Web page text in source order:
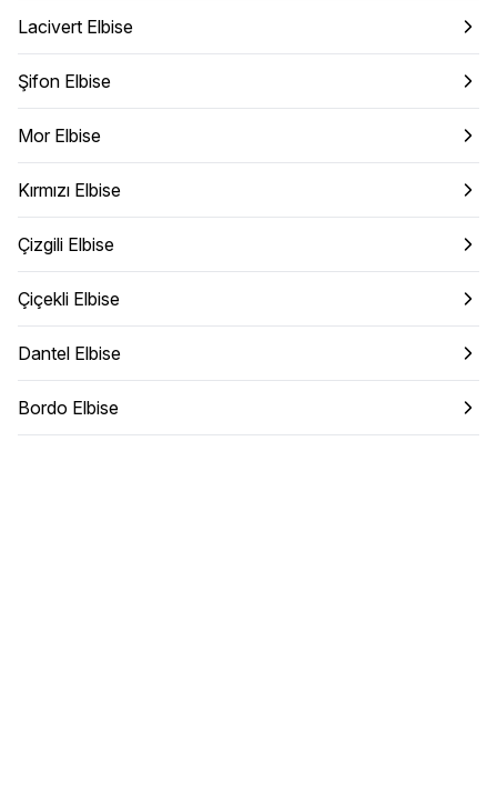
Lacivert Elbise
Şifon Elbise
Mor Elbise
Kırmızı Elbise
Çizgili Elbise
Çiçekli Elbise
Dantel Elbise
Bordo Elbise